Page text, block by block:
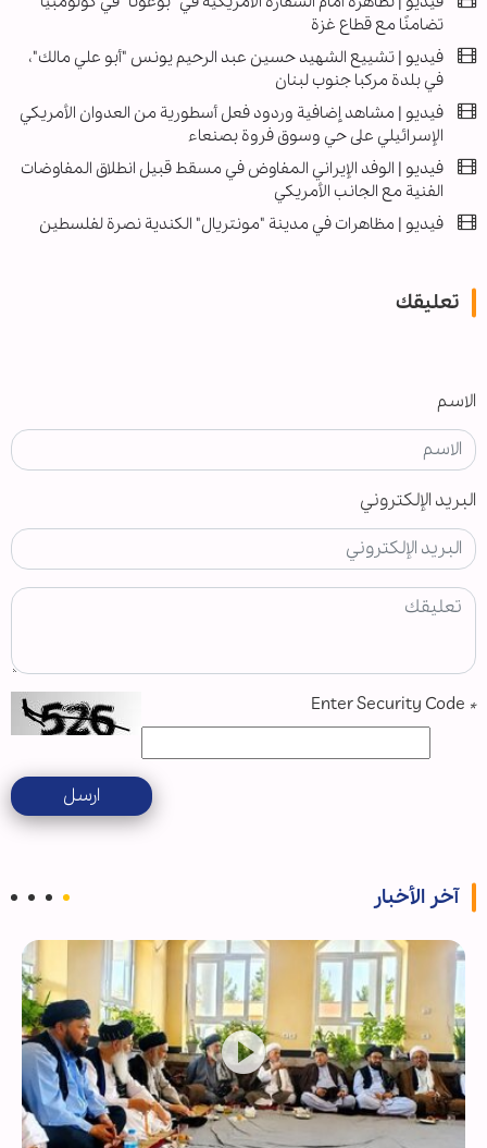
تضامنًا مع قطاع غزة
فيديو | تشييع الشهيد حسين عبد الرحيم يونس "أبو علي مالك"،
في بلدة مركبا جنوب لبنان
فيديو | مشاهد إضافية وردود فعل أسطورية من العدوان الأمريكي
الإسرائيلي على حي وسوق فروة بصنعاء
فیديو | الوفد الإيراني المفاوض في مسقط قبيل انطلاق المفاوضات
الفنية مع الجانب الأمريكي
فيديو | مظاهرات في مدينة "مونتريال" الكندية نصرة لفلسطين
تعليقك
الاسم
البريد الإلكتروني
*
ارسل
آخر الأخبار